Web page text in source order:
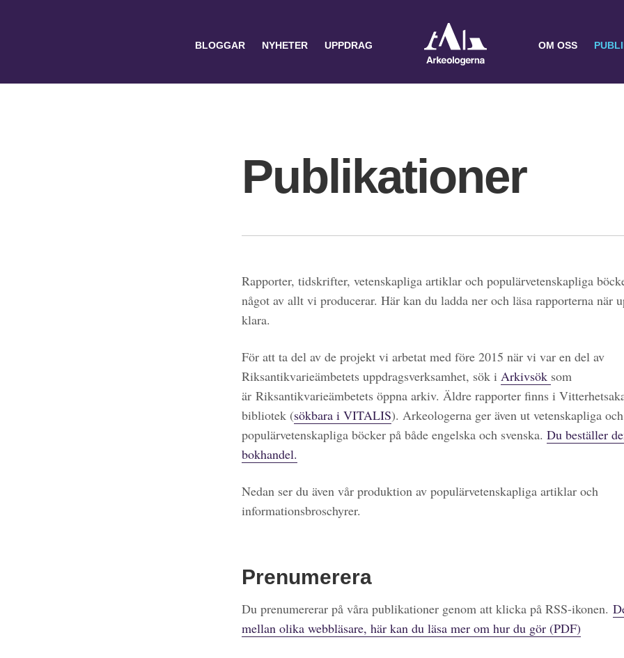
BLOGGAR NYHETER UPPDRAG OM OSS
Publikationer
Rapporter, tidskrifter, vetenskapliga artiklar och populärvetenskapliga
något av allt vi producerar. Här kan du ladda ner och läsa rapporterna när
klara.
För att ta del av de projekt vi arbetat med före 2015 när vi var en del av
Riksantikvarieämbetets uppdragsverksamhet, sök i Arkivsök som
är Riksantikvarieämbetets öppna arkiv. Äldre rapporter finns i
bibliotek (sökbara i VITALIS). Arkeologerna ger även ut vetenskapliga och
populärvetenskapliga böcker på både engelska och svenska. Du beställer
bokhandel.
Nedan ser du även vår produktion av populärvetenskapliga artiklar och
informationsbroschyrer.
Prenumerera
Du prenumererar på våra publikationer genom att klicka på RSS-ikonen.
mellan olika webbläsare, här kan du läsa mer om hur du gör (PDF)